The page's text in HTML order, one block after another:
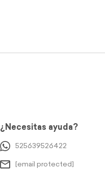
¿Necesitas ayuda?
525639526422
[email protected]